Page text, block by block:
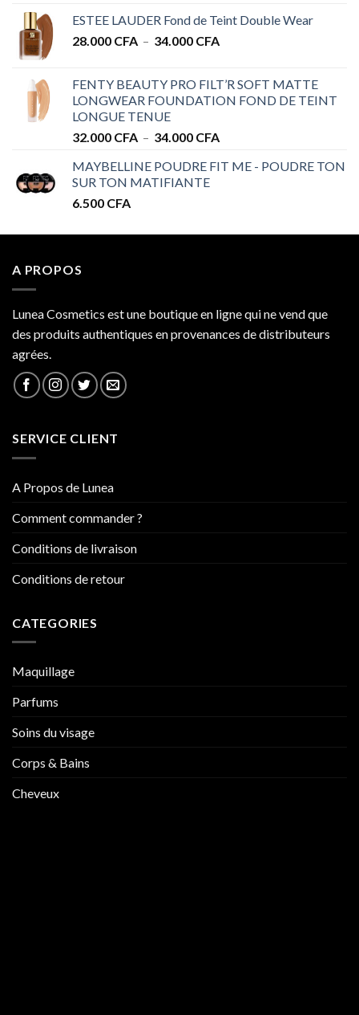
prix :
28.000 CFA
ESTEE LAUDER Fond de Teint Double Wear
28.000 CFA – 34.000 CFAPlage
28.000 CFA
à
FENTY BEAUTY PRO FILT’R SOFT MATTE
LONGWEAR FOUNDATION FOND DE TEINT
LONGUE TENUE
32.000 CFA – 34.000 CFAPlage
prix :
MAYBELLINE POUDRE FIT ME - POUDRE TON
SUR TON MATIFIANTE
6.500 CFA
A PROPOS
Lunea Cosmetics est une boutique en ligne qui ne vend que
des produits authentiques en provenances de distributeurs
agrées.
SERVICE CLIENT
A Propos de Lunea
Comment commander ?
Conditions de livraison
Conditions de retour
CATEGORIES
Maquillage
Parfums
Soins du visage
Corps & Bains
Cheveux